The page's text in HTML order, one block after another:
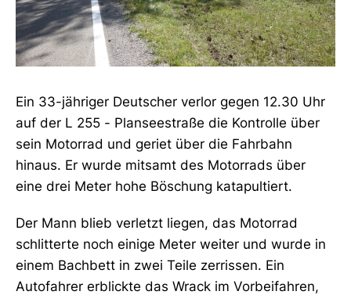
Ein 33-jähriger Deutscher verlor gegen 12.30 Uhr
auf der L 255 - Planseestraße die Kontrolle über
sein Motorrad und geriet über die Fahrbahn
hinaus. Er wurde mitsamt des Motorrads über
eine drei Meter hohe Böschung katapultiert.
Der Mann blieb verletzt liegen, das Motorrad
schlitterte noch einige Meter weiter und wurde in
einem Bachbett in zwei Teile zerrissen. Ein
Autofahrer erblickte das Wrack im Vorbeifahren,